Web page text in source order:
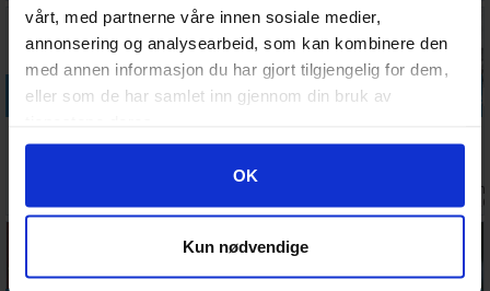
vårt, med partnerne våre innen sosiale medier,
annonsering og analysearbeid, som kan kombinere den
med annen informasjon du har gjort tilgjengelig for dem,
eller som de har samlet inn gjennom din bruk av
Googles retningslinjer for personvern
OK
Kun nødvendige
Legg i handlekurvenLegg i handlekurvenLegg i handlekurvenLegg i
Ventes inn
30.09.2026